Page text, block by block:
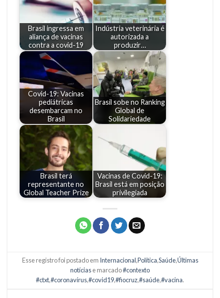
Brasil ingressa em
aliança de vacinas
contra a covid-19
Indústria veterinária é
autorizada a
produzir…
Covid-19: Vacinas
pediátricas
desembarcam no
Brasil
Brasil sobe no Ranking
Global de
Solidariedade
Brasil terá
representante no
Global Teacher Prize
Vacinas de Covid-19:
Brasil está em posição
privilegiada
Esse registro foi postado em Internacional,Política,Saúde,Últimas
notíciase marcado#contexto
#ctxt,#coronavírus,#covid19,#fiocruz,#saúde,#vacina.